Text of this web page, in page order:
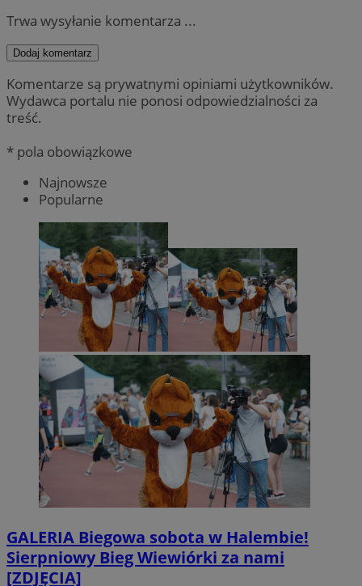
Trwa wysyłanie komentarza ...
Dodaj komentarz
Komentarze są prywatnymi opiniami użytkowników.
Wydawca portalu nie ponosi odpowiedzialności za
treść.
* pola obowiązkowe
Najnowsze
Popularne
GALERIA Biegowa sobota w Halembie!
Sierpniowy Bieg Wiewiórki za nami
[ZDJĘCIA]